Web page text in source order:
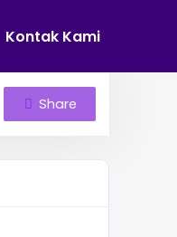
Kontak Kami
Share